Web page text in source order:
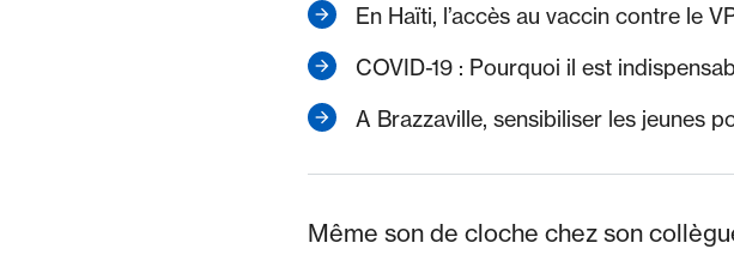
En Haïti, l’accès au vaccin contre le
COVID-19 : Pourquoi il est
A Brazzaville, sensibiliser les jeunes
Même son de cloche chez son